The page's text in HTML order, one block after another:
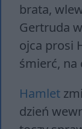
brata,
Gertruda
ojca prosi
śmierć, na
Hamlet
dzień